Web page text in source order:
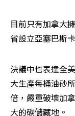
目前只有加拿大
省設立亞塞巴斯
決議中也表達全
大生產每桶油砂
倍，嚴重破壞加
大的碳儲藏地。